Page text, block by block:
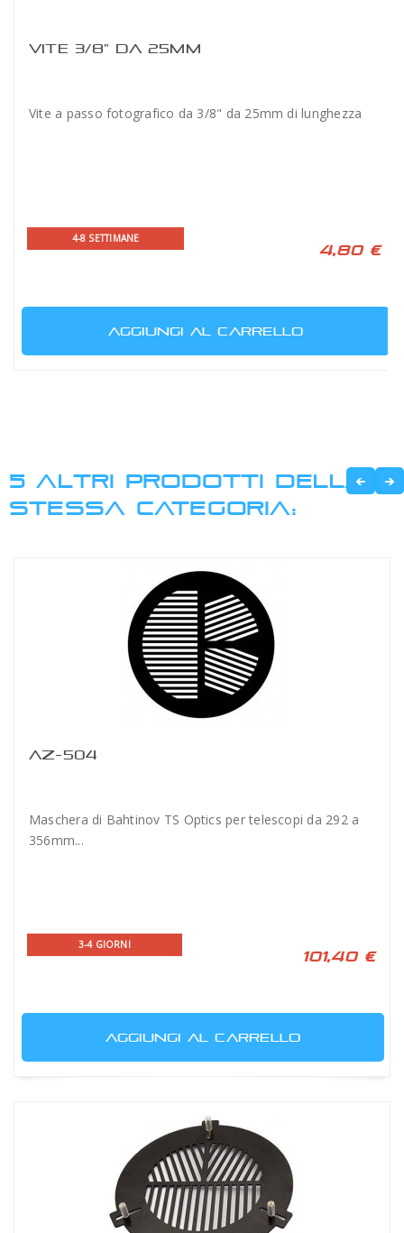
VITE 3/8" DA 25MM
Vite a passo fotografico da 3/8" da 25mm di lunghezza
4-8 SETTIMANE
4,80 €
AGGIUNGI AL CARRELLO
5 ALTRI PRODOTTI DELLA
STESSA CATEGORIA:
AZ-504
Maschera di Bahtinov TS Optics per telescopi da 292 a
356mm...
3-4 GIORNI
101,40 €
AGGIUNGI AL CARRELLO